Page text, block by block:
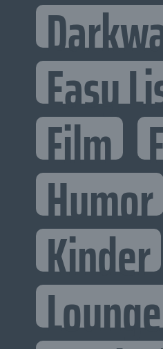
Easy
Film
Humor
Kinder
Lounge